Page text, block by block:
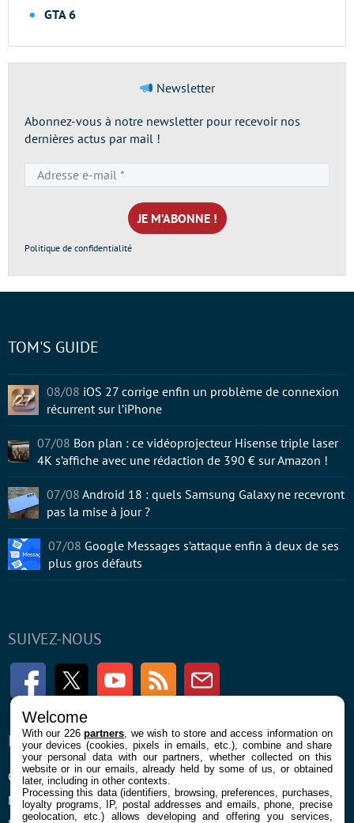
GTA 6
Newsletter
Abonnez-vous à notre newsletter pour recevoir nos
dernières actus par mail !
e-
mail
*
Politique de confidentialité
SUIVEZ-NOUS
FacebookTwitter Youtube RSS Newsletter
ENTREPRISE
Confidentialité et Cookies
Mentions légales et CGU
À PROPOS
Contact
TOM'S GUIDE
08/08 iOS 27 corrige enfin un problème de connexion
récurrent sur l’iPhone
07/08 Bon plan : ce vidéoprojecteur Hisense triple laser
4K s’affiche avec une rédaction de 390 € sur Amazon !
07/08 Android 18 : quels Samsung Galaxy ne recevront
pas la mise à jour ?
07/08 Google Messages s’attaque enfin à deux de ses
plus gros défauts
Welcome
With our 226partners , we wish to store and access information on
your devices (cookies, pixels in emails, etc.), combine and share
your personal data with our partners, whether collected on this
website or in our emails, already held by some of us, or obtained
later, including in other contexts.
Processing this data (identifiers, browsing, preferences, purchases,
loyalty programs, IP, postal addresses and emails, phone, precise
geolocation, etc.) allows developing and offering you services,